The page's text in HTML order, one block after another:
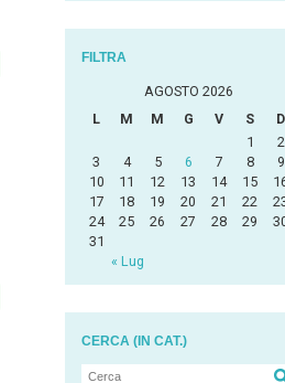
FILTRA
AGOSTO 2026
L
M M G V S D
« Lug
1
2
3
4 5 6 7 8
9
10
11 12 13 14 15
17
18 19 20 21 22
24
25 26 27 28 29
31
CERCA (IN CAT.)